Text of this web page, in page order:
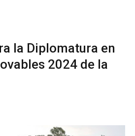
la Diplomatura en
2024 de la